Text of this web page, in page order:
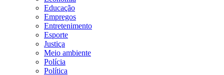
Educação
Empregos
Entretenimento
Esporte
Justiça
Meio ambiente
Polícia
Política